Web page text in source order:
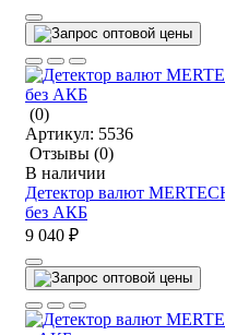
(0)
Артикул: 5536
Отзывы (0)
В наличии
Детектор валют
без АКБ
9 040 ₽